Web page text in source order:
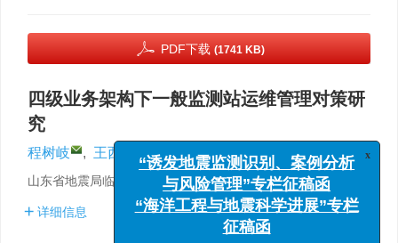
PDF下载 (1741 KB)
四级业务架构下一般监测站运维管理对策研
究
程树岐 , 王西宝
山东省地震局临沂地震监测中心站，山东临沂 276001
详细信息
x
“诱发地震监测识别、案例分析
与风险管理”专栏征稿函
“海洋工程与地震科学进展”专栏
征稿函